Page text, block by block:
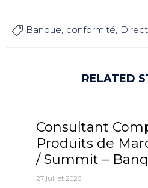
 Banque conformité
RELATED
Consultant
Produits de
/ Summit –
27 juillet 2026